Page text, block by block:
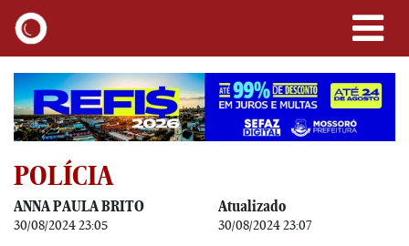
POLÍCIA
ANNA PAULA BRITO
30/08/2024 23:05
Atualizado
30/08/2024 23:07